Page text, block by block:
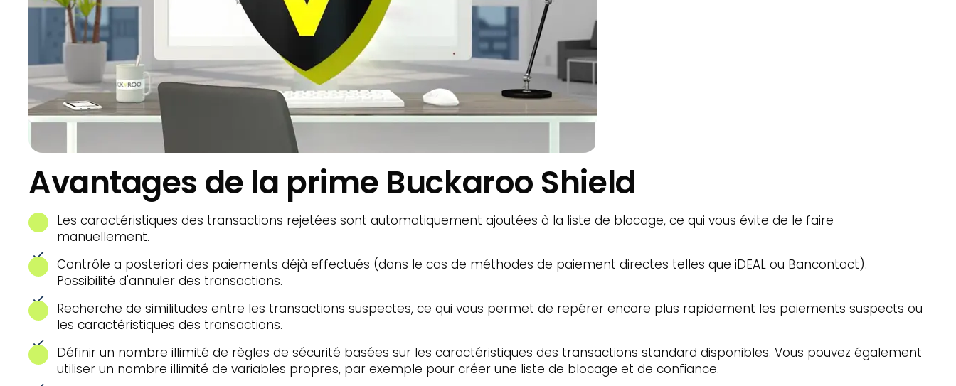
Avantages de la prime Buckaroo Shield
Les caractéristiques des transactions rejetées sont automatiquement ajoutées à la liste de blocage, ce qui vous évite de le faire
manuellement.
Contrôle a posteriori des paiements déjà effectués (dans le cas de méthodes de paiement directes telles que iDEAL ou Bancontact).
Possibilité d'annuler des transactions.
Recherche de similitudes entre les transactions suspectes, ce qui vous permet de repérer encore plus rapidement les paiements suspects ou
les caractéristiques des transactions.
Définir un nombre illimité de règles de sécurité basées sur les caractéristiques des transactions standard disponibles. Vous pouvez également
utiliser un nombre illimité de variables propres, par exemple pour créer une liste de blocage et de confiance.